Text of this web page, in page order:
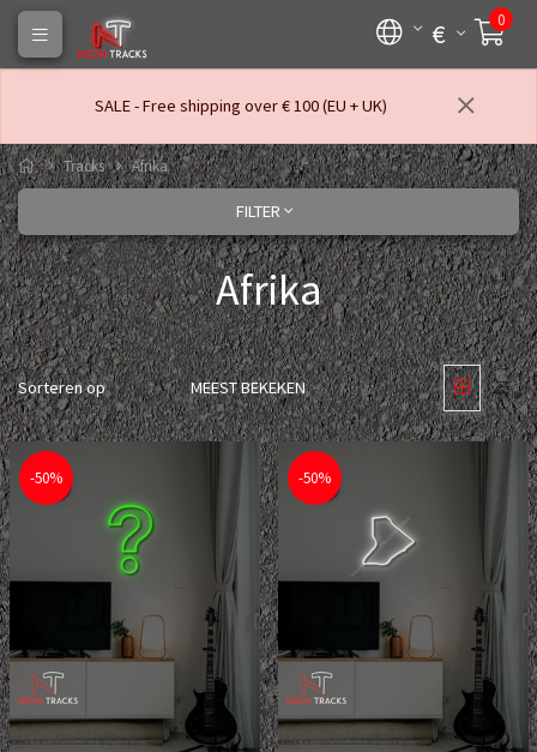
€ 0
SALE - Free shipping over € 100 (EU + UK)
Tracks Afrika
FILTER
Afrika
Sorteren op MEEST BEKEKEN
-50% -50%